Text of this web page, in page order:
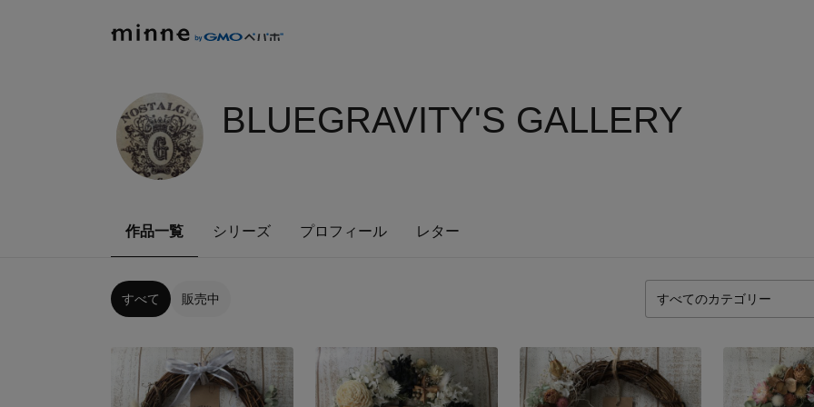
BLUEGRAVITY'S GALLERY
作品一覧 シリーズ プロフィール レター
すべて 販売中